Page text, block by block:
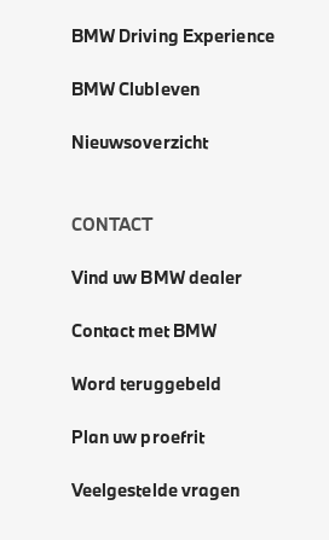
BMW Driving Experience
BMW Clubleven
Nieuwsoverzicht
CONTACT
Vind uw BMW dealer
Contact met BMW
Word teruggebeld
Plan uw proefrit
Veelgestelde vragen